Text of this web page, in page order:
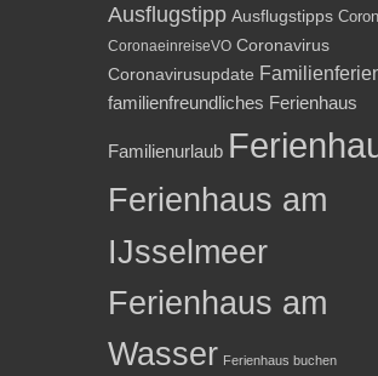
Ausflugstipp Ausflugstipps
CoronaeinreiseVO Coronavirus
Coronavirusupdate
familienfreundliches Ferienhaus
Familienurlaub
Ferienhaus am
IJsselmeer
Ferienhaus am
Wasser Ferienhaus buchen